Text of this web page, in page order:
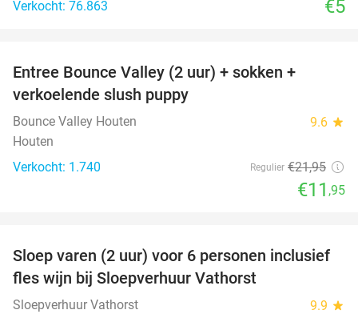
Verkocht: 76.863
€5
Entree Bounce Valley (2 uur) + sokken +
verkoelende slush puppy
Bounce Valley Houten 9.6 star
Houten
Verkocht: 1.740
Regulier €21,95
€11 ,95
41%
Sloep varen (2 uur) voor 6 personen inclusief
fles wijn bij Sloepverhuur Vathorst
Sloepverhuur Vathorst 9.9 star